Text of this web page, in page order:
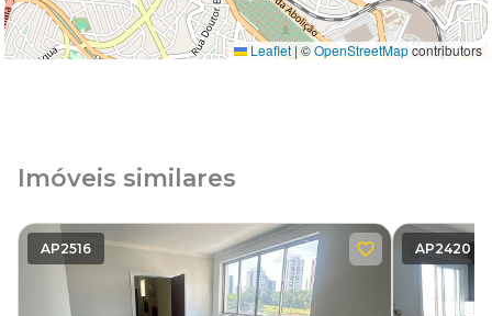
Leaflet | ©OpenStreetMapcontributors
Imóveis similares
AP2516 AP2420